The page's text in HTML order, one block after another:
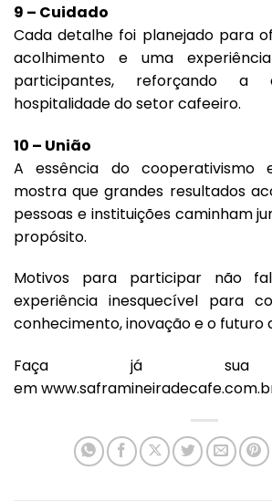
9 – Cuidado
Cada detalhe foi planejado para
acolhimento e uma
participantes, reforçando
hospitalidade do setor cafeeiro.
10 – União
A essência do cooperativismo
mostra que grandes resultados
pessoas e instituições caminham
propósito.
Motivos para participar não
experiência inesquecível para
conhecimento, inovação e o futuro
Faça já sua
em